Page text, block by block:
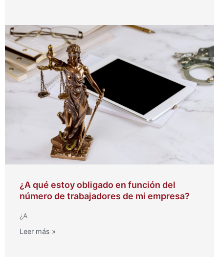
¿A qué estoy obligado en función del
número de trabajadores de mi empresa?
¿A
Leer más »